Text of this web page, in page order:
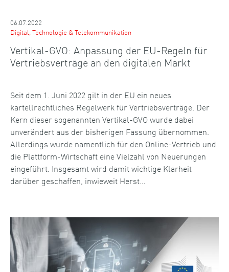
06.07.2022
Digital, Technologie & Telekommunikation
Vertikal-GVO: Anpassung der EU-Regeln für
Vertriebsverträge an den digitalen Markt
Seit dem 1. Juni 2022 gilt in der EU ein neues
kartellrechtliches Regelwerk für Vertriebsverträge. Der
Kern dieser sogenannten Vertikal-GVO wurde dabei
unverändert aus der bisherigen Fassung übernommen.
Allerdings wurde namentlich für den Online-Vertrieb und
die Plattform-Wirtschaft eine Vielzahl von Neuerungen
eingeführt. Insgesamt wird damit wichtige Klarheit
darüber geschaffen, inwieweit Herst…